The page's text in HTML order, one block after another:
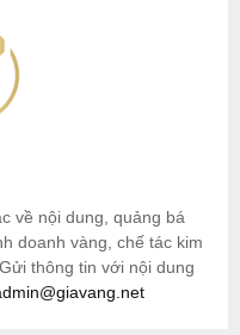
về nội dung, quảng bá
doanh vàng, chế tác kim
thông tin với nội dung